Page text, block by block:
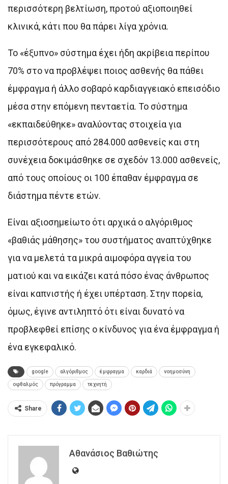
περισσότερη βελτίωση, προτού αξιοποιηθεί
κλινικά, κάτι που θα πάρει λίγα χρόνια.
Το «έξυπνο» σύστημα έχει ήδη ακρίβεια περίπου
70% στο να προβλέψει ποιος ασθενής θα πάθει
έμφραγμα ή άλλο σοβαρό καρδιαγγειακό επεισόδιο
μέσα στην επόμενη πενταετία. Το σύστημα
«εκπαιδεύθηκε» αναλύοντας στοιχεία για
περισσότερους από 284.000 ασθενείς και στη
συνέχεια δοκιμάσθηκε σε σχεδόν 13.000 ασθενείς,
από τους οποίους οι 100 έπαθαν έμφραγμα σε
διάστημα πέντε ετών.
Είναι αξιοσημείωτο ότι αρχικά ο αλγόριθμος
«βαθιάς μάθησης» του συστήματος αναπτύχθηκε
για να μελετά τα μικρά αιμοφόρα αγγεία του
ματιού και να εικάζει κατά πόσο ένας άνθρωπος
είναι καπνιστής ή έχει υπέρταση. Στην πορεία,
όμως, έγινε αντιληπτό ότι είναι δυνατό να
προβλεφθεί επίσης ο κίνδυνος για ένα έμφραγμα ή
ένα εγκεφαλικό.
google αλγόριθμος έμφραγμα καρδιά νοημοσύνη
οφθαλμός πρόγραμμα τεχνητή
Share
Αθανάσιος Βαθιώτης